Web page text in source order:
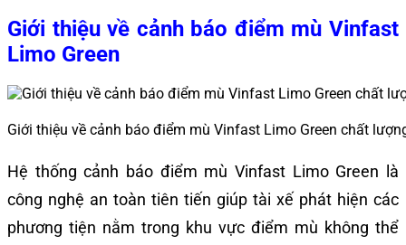
Giới thiệu về cảnh báo điểm mù Vinfast
Limo Green
Giới thiệu về cảnh báo điểm mù Vinfast Limo Green chất
Hệ thống cảnh báo điểm mù Vinfast Limo Green là
công nghệ an toàn tiên tiến giúp tài xế phát hiện các
phương tiện nằm trong khu vực điểm mù không thể